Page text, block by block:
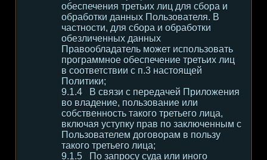
обеспечения третьих лиц для сбора и
обработки данных Пользователя. В
частности, для сбора и обработки
обезличенных данных
Правообладатель может использовать
программное обеспечение третьих лиц
в соответствии с п.3 настоящей
Политики;
В связи с передачей Приложения
во владение, пользование или
собственность такого третьего лица,
включая уступку прав по заключенным с
Пользователем договорам в пользу
такого третьего лица;
По запросу суда или иного